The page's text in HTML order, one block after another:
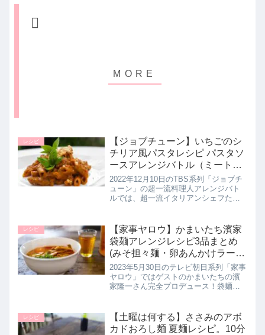
レシピ
【ジョブチューン】いちごのシ
チリア風パスタレシピ パスタソ
ースアレンジバトル（ミートソ
ース編）12月10日
2022年12月10日のTBS系列「ジョブチ
ューン」の超一流料理人アレンジバト
ルでは、超一流イタリアンシェフたち
レンジレシピを考案！こちらでは恵比
寿で3ヶ月待ちの超人気イタ...
レシピ
【家事ヤロウ】かまいたち濱家
袋麺アレンジレシピ3品まとめ
(みそ担々麺・卵あんかけラーメ
ン・やみつきキャベツ塩ラーメ
ンの作り方)5月30日
2023年5月30日のテレビ朝日系列「家事
ヤロウ」ではゲストのかまいたちの濱
家隆一さん完全プロデュース！袋麺の
判定していたので詳しく紹介します。
>>家事ヤロウ記事一覧はこち...
レシピ
【土曜は何する】ささみのアボ
カドおろし麺 夏麺レシピ。10分